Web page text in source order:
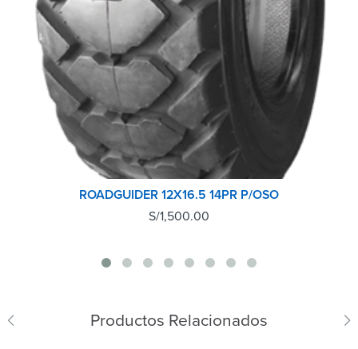
ROADGUIDER 12X16.5 14PR P/OSO
S/1,500.00
Productos Relacionados